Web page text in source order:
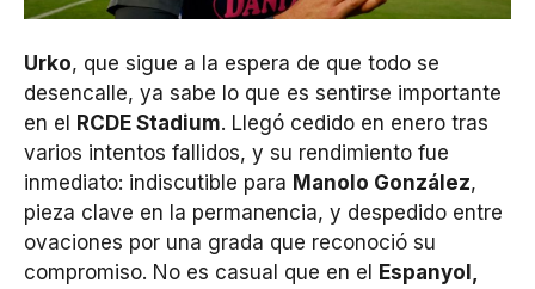
Urko, que sigue a la espera de que todo se
desencalle, ya sabe lo que es sentirse importante
en el
RCDE Stadium. Llegó cedido en enero tras
varios intentos fallidos, y su rendimiento fue
inmediato: indiscutible para Manolo González,
pieza clave en la permanencia, y despedido entre
ovaciones por una grada que reconoció su
compromiso. No es casual que en el
Espanyol,